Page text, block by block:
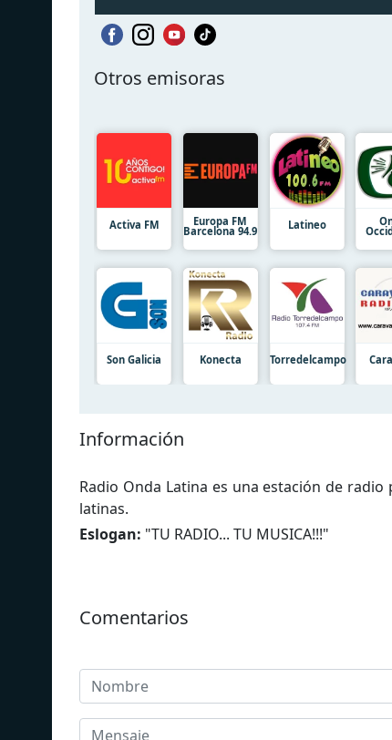
Otros emisoras
Activa FM Europa FM
Barcelona 94.9 Latineo
Son Galicia Konecta Torredelcampo
Información
Radio Onda Latina es una estación de
latinas.
Eslogan: "TU RADIO... TU MUSICA!!!"
Comentarios